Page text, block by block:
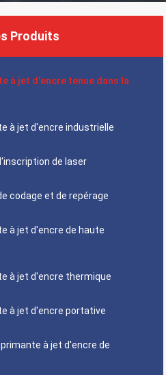
Produits
à jet d'encre tenue dans la
à jet d'encre industrielle
de laser
codage et de repérage
à jet d'encre de haute
à jet d'encre thermique
à jet d'encre portative
à jet d'encre de